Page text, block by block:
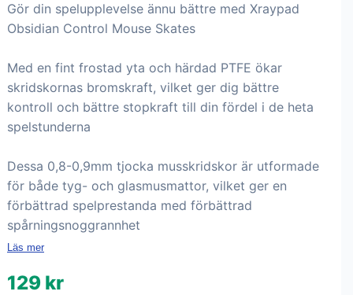
Gör din spelupplevelse ännu bättre med Xraypad
Obsidian Control Mouse Skates
Med en fint frostad yta och härdad PTFE ökar
skridskornas bromskraft, vilket ger dig bättre
kontroll och bättre stopkraft till din fördel i de heta
spelstunderna
Dessa 0,8-0,9mm tjocka musskridskor är utformade
för både tyg- och glasmusmattor, vilket ger en
förbättrad spelprestanda med förbättrad
spårningsnoggrannhet
Läs mer
129 kr